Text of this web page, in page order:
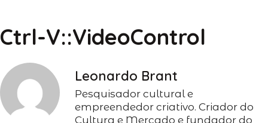
Ctrl-V::VideoControl
Leonardo Brant
Pesquisador cultural e
empreendedor criativo. Criador do
Cultura e Mercado e fundador do